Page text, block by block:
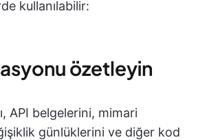
kullanılabilir:
özetleyin
API belgelerini, mimari
günlüklerini ve diğer kod